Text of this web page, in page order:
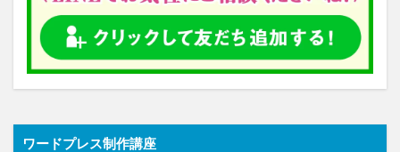
ワードプレス制作講座